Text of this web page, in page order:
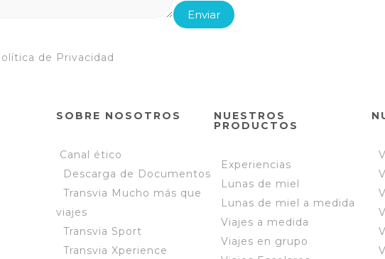
de Privacidad
SOBRE NOSOTROS
Canal ético
Descarga de Documentos
Transvia Mucho más que
viajes
Transvia Sport
Transvia Xperience
NUESTROS
PRODUCTOS
Experiencias
Lunas de miel
Lunas de miel a medida
Viajes a medida
Viajes en grupo